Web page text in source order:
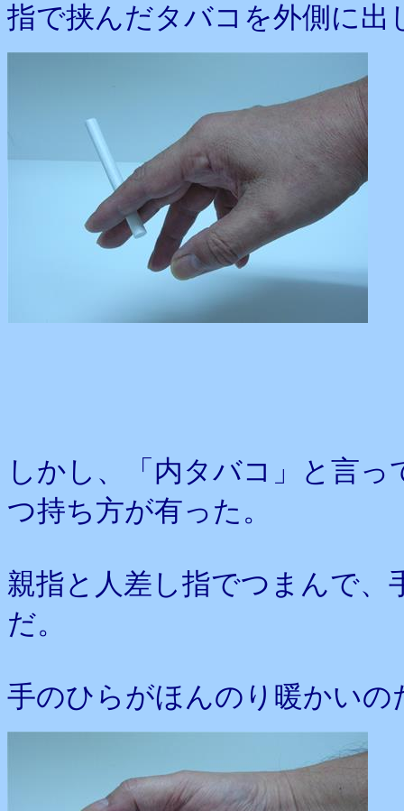
指で挟んだタバコを外側に出
しかし、「内タバコ」と言
つ持ち方が有った。
親指と人差し指でつまんで
だ。
手のひらがほんのり暖かいの